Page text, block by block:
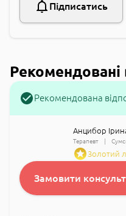
Підписатись
Рекомендовані
Рекомендована
Анцибор
Терапевт
Золотий
Замовити